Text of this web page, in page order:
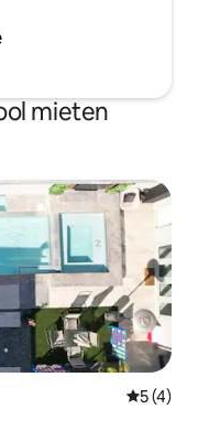
mieten
5 (4)